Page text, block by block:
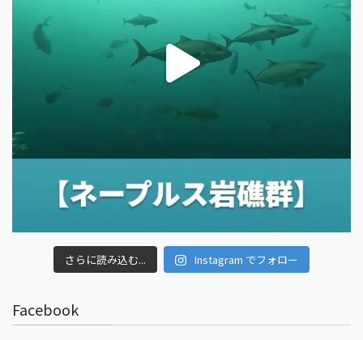
さらに読み込む... Instagram でフォロー
Facebook